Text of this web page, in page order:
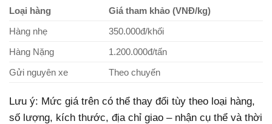
Loại hàng
Giá tham khảo (VNĐ/kg)
Hàng nhẹ
350.000đ/khối
Hàng Nặng
1.200.000đ/tấn
Gửi nguyên xe
Theo chuyến
Lưu ý: Mức giá trên có thể thay đổi tùy theo loại hàng,
số lượng, kích thước, địa chỉ giao – nhận cụ thể và thời